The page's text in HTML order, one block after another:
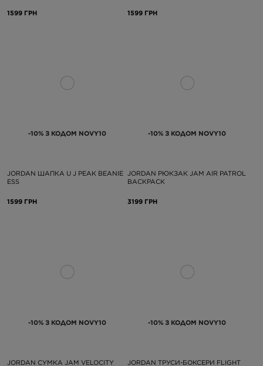
1599 ГРН 1599 ГРН
-10% З КОДОМ NOVY10
JORDAN ШАПКА U J PEAK BEANIE
ESS
1599 ГРН
-10% З КОДОМ NOVY10
JORDAN РЮКЗАК JAM AIR PATROL
BACKPACK
3199 ГРН
-10% З КОДОМ NOVY10
JORDAN СУМКА JAM VELOCITY
-10% З КОДОМ NOVY10
JORDAN ТРУСИ-БОКСЕРИ FLIGHT